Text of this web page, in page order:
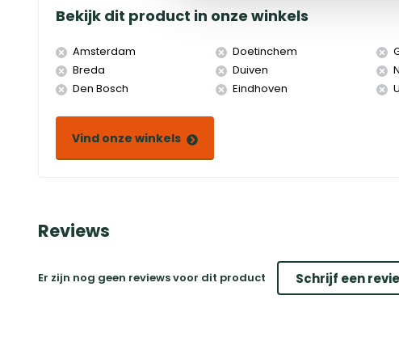
Bekijk dit product in onze winkels
Amsterdam
Breda
Den Bosch
Doetinchem
Duiven
Eindhoven
Vind onze winkels
Reviews
Er zijn nog geen reviews voor dit product Schrijf een